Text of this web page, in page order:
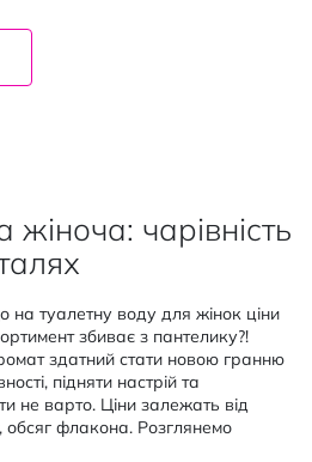
чарівність
туалетну воду для жінок ціни
збиває з пантелику?!
здатний стати новою гранню
підняти настрій та
не варто. Ціни залежать від
флакона. Розглянемо